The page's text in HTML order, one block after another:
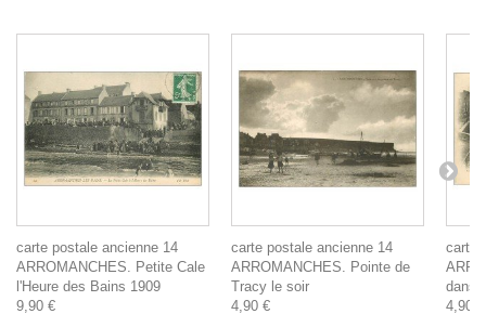
carte postale ancienne 14
ARROMANCHES. Petite Cale
l'Heure des Bains 1909
9,90 €
carte postale ancienne 14
ARROMANCHES. Pointe de
Tracy le soir
4,90 €
carte
dans
4,90 €